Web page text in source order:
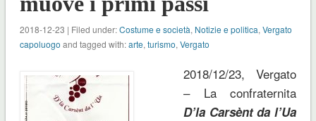
2018-12-23 | Filed under:Costume e società, Notizie e politica, Vergato
capoluogo and tagged with:arte, turismo, Vergato
2018/12/23, Vergato
– La confraternita
D’la Carsènt da l’Ua